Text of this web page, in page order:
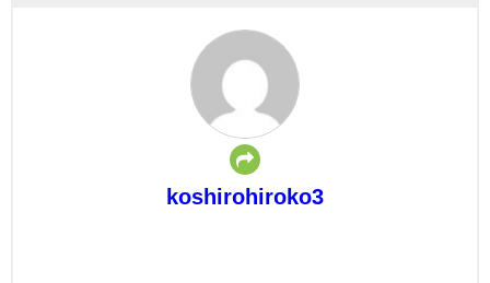
koshirohiroko3